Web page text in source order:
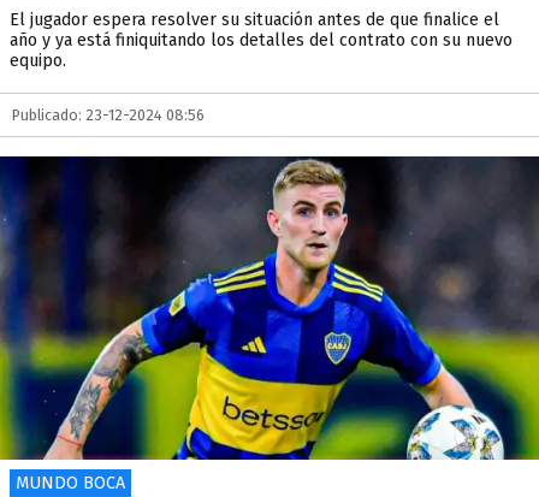
El jugador espera resolver su situación antes de que finalice el
año y ya está finiquitando los detalles del contrato con su nuevo
equipo.
Publicado: 23-12-2024 08:56
MUNDO BOCA